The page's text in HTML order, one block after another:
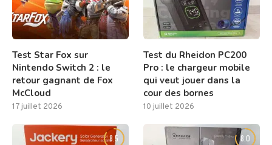
Test Star Fox sur
Nintendo Switch 2 : le
retour gagnant de Fox
McCloud
17 juillet 2026
Test du Rheidon PC200
Pro : le chargeur mobile
qui veut jouer dans la
cour des bornes
10 juillet 2026
8.5 8.0